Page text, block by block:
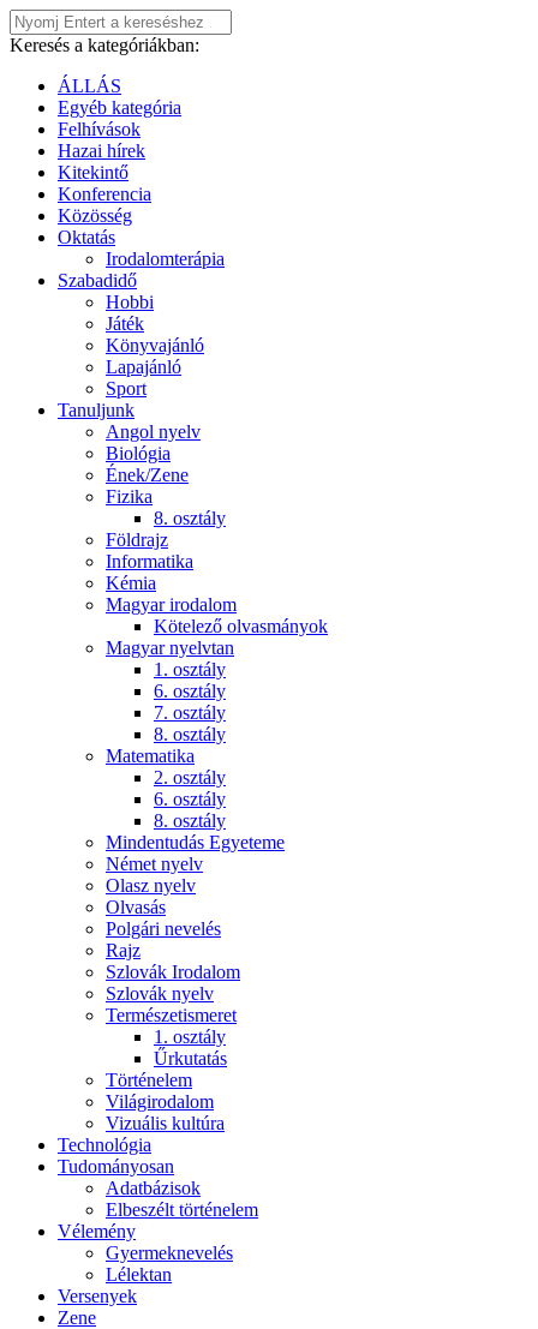
Keresés a kategóriákban:
ÁLLÁS
Egyéb kategória
Felhívások
Hazai hírek
Kitekintő
Konferencia
Közösség
Oktatás
Irodalomterápia
Szabadidő
Hobbi
Játék
Könyvajánló
Lapajánló
Sport
Tanuljunk
Angol nyelv
Biológia
Ének/Zene
Fizika
8. osztály
Földrajz
Informatika
Kémia
Magyar irodalom
Kötelező olvasmányok
Magyar nyelvtan
1. osztály
6. osztály
7. osztály
8. osztály
Matematika
2. osztály
6. osztály
8. osztály
Mindentudás Egyeteme
Német nyelv
Olasz nyelv
Olvasás
Polgári nevelés
Rajz
Szlovák Irodalom
Szlovák nyelv
Természetismeret
1. osztály
Űrkutatás
Történelem
Világirodalom
Vizuális kultúra
Technológia
Tudományosan
Adatbázisok
Elbeszélt történelem
Vélemény
Gyermeknevelés
Lélektan
Versenyek
Zene